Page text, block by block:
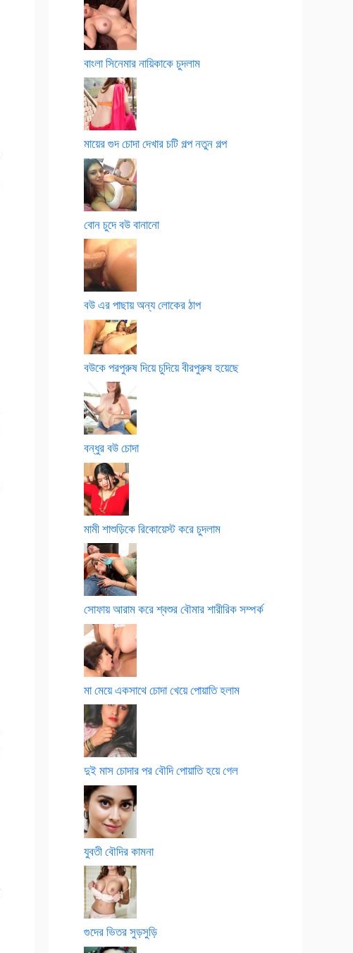
বাংলা সিনেমার নায়িকাকে চুদলাম
মায়ের গুদ চোদা দেখার চটি গল্প নতুন গল্প
বোন চুদে বউ বানানো
বউ এর পাছায় অন্য লোকের ঠাপ
বউকে পরপুরুষ দিয়ে চুদিয়ে বীরপুরুষ হয়েছে
বন্ধুর বউ চোদা
মামী শাশুড়িকে রিকোয়েস্ট করে চুদলাম
সোফায় আরাম করে শ্বশুর বৌমার শারীরিক সম্পর্ক
মা মেয়ে একসাথে চোদা খেয়ে পোয়াতি হলাম
দুই মাস চোদার পর বৌদি পোয়াতি হয়ে গেল
যুবতী বৌদির কামনা
গুদের ভিতর সুড়সুড়ি